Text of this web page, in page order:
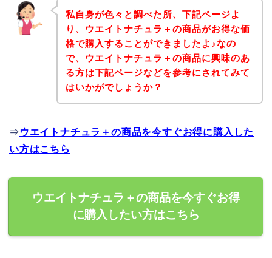
私自身が色々と調べた所、下記ページよ
り、ウエイトナチュラ＋の商品がお得な価
格で購入することができましたよ♪なの
で、ウエイトナチュラ＋の商品に興味のあ
る方は下記ページなどを参考にされてみて
はいかがでしょうか？
⇒ ウエイトナチュラ＋の商品を今すぐお得に購入した
い方はこちら
ウエイトナチュラ＋の商品を今すぐお得
に購入したい方はこちら